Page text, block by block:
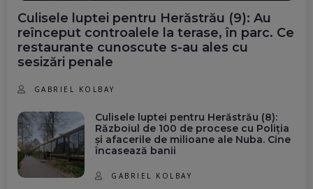
Culisele luptei pentru Herăstrău (9): Au
reînceput controalele la terase, în parc. Ce
restaurante cunoscute s-au ales cu
sesizări penale
GABRIEL KOLBAY
Culisele luptei pentru Herăstrău (8):
Războiul de 100 de procese cu Poliția
și afacerile de milioane ale Nuba. Cine
încasează banii
GABRIEL KOLBAY